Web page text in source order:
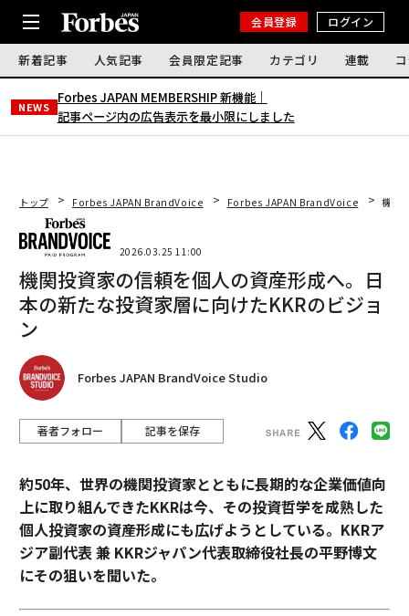
会員登録 ログイン
新着記事 人気記事 会員限定記事 カテゴリ 連載
NEWS
Forbes JAPAN MEMBERSHIP 新機能｜
記事ページ内の広告表示を最小限にしました
トップ Forbes JAPAN BrandVoice Forbes JAPAN BrandVoice 機関
2026.03.25 11:00
機関投資家の信頼を個人の資産形成へ。日
本の新たな投資家層に向けたKKRのビジョ
ン
Forbes JAPAN BrandVoice Studio
著者フォロー 記事を保存
約50年、世界の機関投資家とともに長期的な企業価値向
上に取り組んできたKKRは今、その投資哲学を成熟した
個人投資家の資産形成にも広げようとしている。KKRア
ジア副代表 兼 KKRジャパン代表取締役社長の平野博文
にその狙いを聞いた。